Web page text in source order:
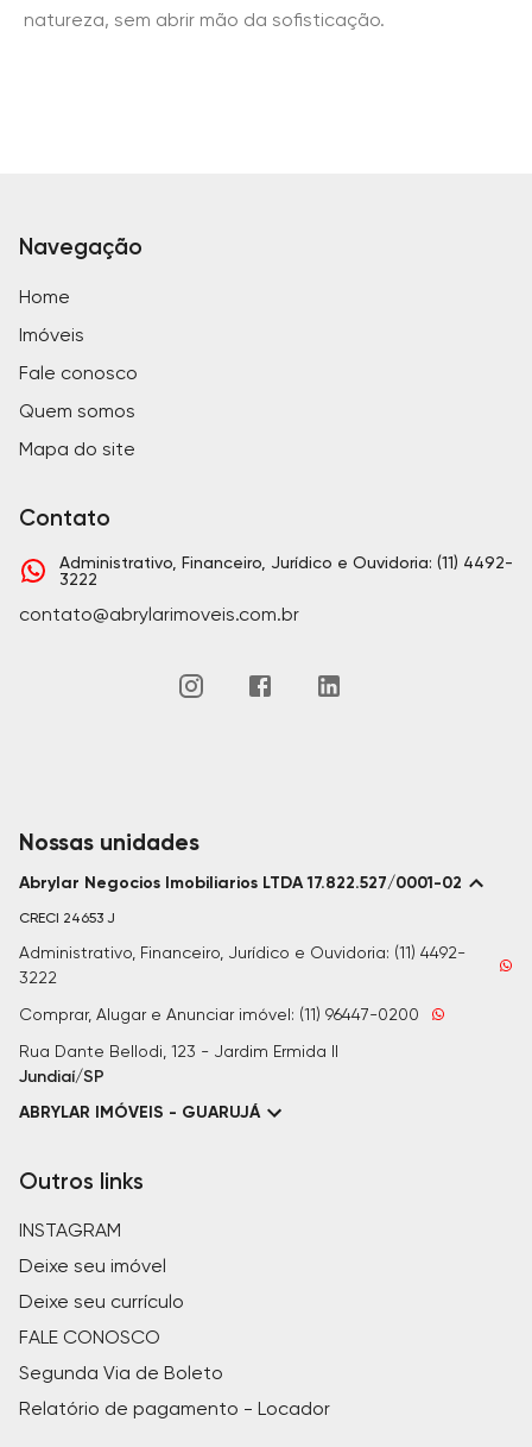
natureza, sem abrir mão da sofisticação.
Navegação
Home
Imóveis
Fale conosco
Quem somos
Mapa do site
Contato
Administrativo, Financeiro, Jurídico e Ouvidoria: (11) 4492-
3222
contato@abrylarimoveis.com.br
Nossas unidades
Abrylar Negocios Imobiliarios LTDA 17.822.527/0001-02
CRECI 24653 J
Administrativo, Financeiro, Jurídico e Ouvidoria: (11) 4492-
3222
Comprar, Alugar e Anunciar imóvel: (11) 96447-0200
Rua Dante Bellodi, 123 - Jardim Ermida II
Jundiaí/SP
ABRYLAR IMÓVEIS - GUARUJÁ
Outros links
INSTAGRAM
Deixe seu imóvel
Deixe seu currículo
FALE CONOSCO
Segunda Via de Boleto
Relatório de pagamento - Locador